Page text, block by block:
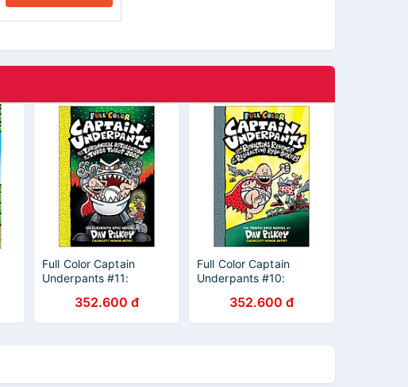
Full Color Captain
Underpants #11:
And The Tyrannical
Retaliation Of The Turbo
352.600 đ
Full Color Captain
Underpants #10:
And The Revolting
Revenge Of The
352.600 đ